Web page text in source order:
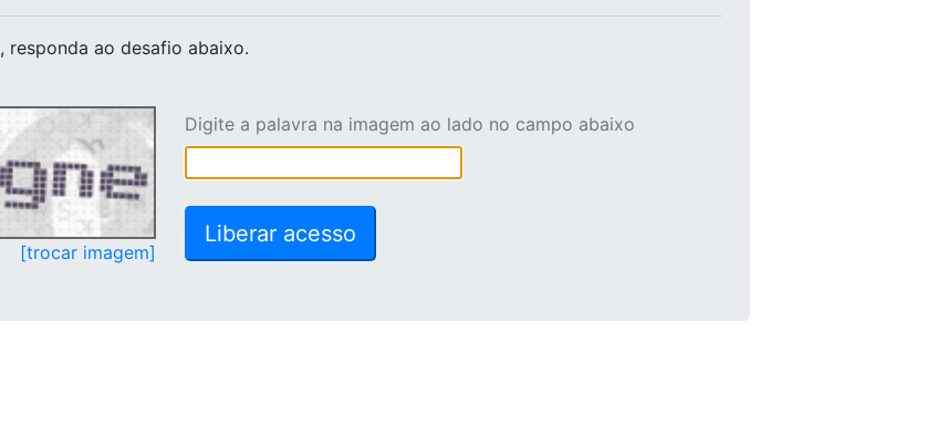
, responda ao desafio abaixo.
[trocar imagem]
Digite a palavra na imagem ao lado no campo abaixo